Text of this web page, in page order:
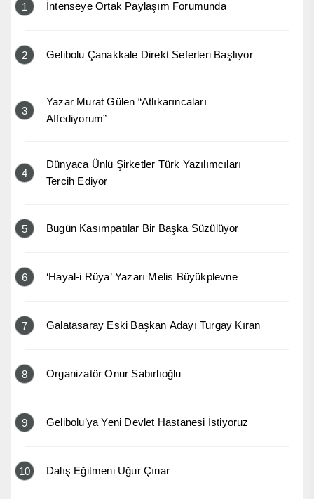
1 İntenseye Ortak Paylaşım Forumunda
2 Gelibolu Çanakkale Direkt Seferleri Başlıyor
3
Yazar Murat Gülen “Atlıkarıncaları
Affediyorum”
4
Dünyaca Ünlü Şirketler Türk Yazılımcıları
Tercih Ediyor
5 Bugün Kasımpatılar Bir Başka Süzülüyor
6 ‘Hayal-i Rüya’ Yazarı Melis Büyükplevne
7 Galatasaray Eski Başkan Adayı Turgay Kıran
8 Organizatör Onur Sabırlıoğlu
9 Gelibolu’ya Yeni Devlet Hastanesi İstiyoruz
10 Dalış Eğitmeni Uğur Çınar